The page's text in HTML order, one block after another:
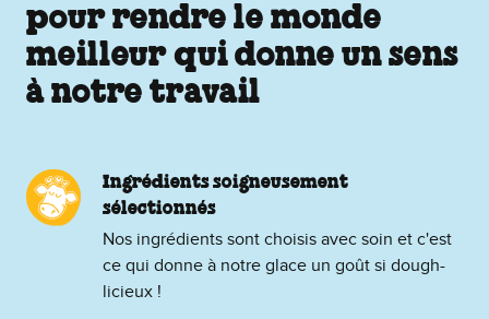
pour rendre le monde
meilleur qui donne un sens
à notre travail
Ingrédients soigneusement
sélectionnés
Nos ingrédients sont choisis avec soin et c'est
ce qui donne à notre glace un goût si dough-
licieux !